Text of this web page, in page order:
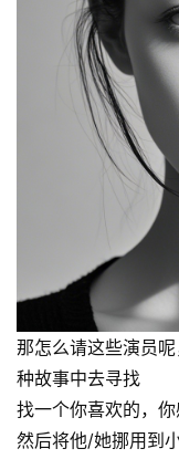
那怎么请这些演员
种故事中去寻找
找一个你喜欢的，
然后将他/她挪用到